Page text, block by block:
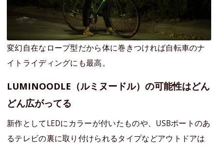
変幻自在なロープ型だから体に巻きつければ自転車のナ
イトライディングにも最高。
LUMINOODLE（ルミヌードル）の可能性はどん
どん広がってる
新作としてLEDにカラーが付いたものや、USBポートのあ
るテレビの裏に取り付けられるタイプなどアウトドアは